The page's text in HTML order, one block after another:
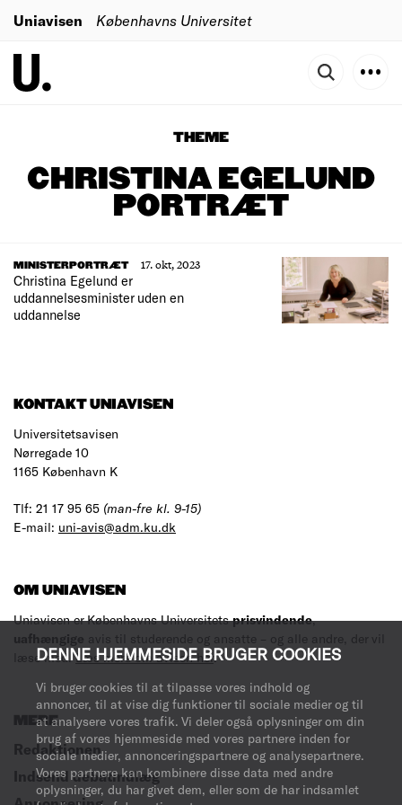
DENNE HJEMMESIDE BRUGER COOKIES
Vi bruger cookies til at tilpasse vores indhold og
annoncer, til at vise dig funktioner til sociale medier og til
at analysere vores trafik. Vi deler også oplysninger om din
brug af vores hjemmeside med vores partnere inden for
sociale medier, annonceringspartnere og analysepartnere.
Vores partnere kan kombinere disse data med andre
oplysninger, du har givet dem, eller som de har indsamlet
Uniavisen Københavns Universitet
THEME
CHRISTINA EGELUND
PORTRÆT
MINISTERPORTRÆT
17. okt, 2023
Christina Egelund er
uddannelsesminister uden en
uddannelse
KONTAKT UNIAVISEN
Universitetsavisen
Nørregade 10
1165 København K
Tlf: 21 17 95 65 (man-fre kl. 9-15)
E-mail: uni-avis@adm.ku.dk
OM UNIAVISEN
Uniavisen er Københavns Universitetsprisvindende,
uafhængige avis til studerende og ansatte – og alle andre, der vil
læse med.Læs mere om avisen her.
MERE
Redaktionen
Indsend debatindlæg